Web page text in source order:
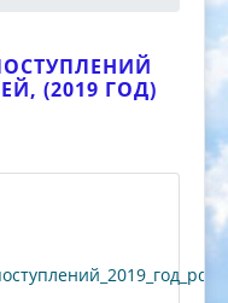
(2019 ГОД)